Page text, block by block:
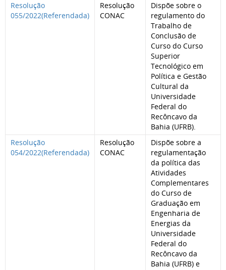
Resolução
055/2022(Referendada)
Resolução
CONAC
Dispõe sobre o
regulamento do
Trabalho de
Conclusão de
Curso do Curso
Superior
Tecnológico em
Política e Gestão
Cultural da
Universidade
Federal do
Recôncavo da
Bahia (UFRB).
Resolução
054/2022(Referendada)
Resolução
CONAC
Dispõe sobre a
regulamentação
da política das
Atividades
Complementares
do Curso de
Graduação em
Engenharia de
Energias da
Universidade
Federal do
Recôncavo da
Bahia (UFRB) e